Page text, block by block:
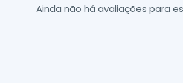
Ainda não há avaliações para